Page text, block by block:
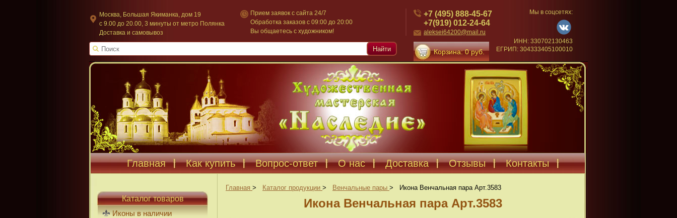
Москва, Большая Якиманка, дом 19
c 9.00 до 20.00, 3 минуты от метро Полянка
Доставка и самовывоз
Прием заявок с сайта 24/7
Обработка заказов с 09:00 до 20:00
Вы общаетесь с художником!
+7 (495) 888-45-67
+7(919) 012-24-64
aleksei64200@mail.ru
Корзина: 0 руб.
Мы в соцсетях:
ИНН: 330702130463
ЕГРИП: 304333405100010
Найти
Главная Как купить Вопрос-ответ О нас Доставка Отзывы Контакты
Главная > Каталог продукции > Венчальные пары > Икона Венчальная пара Арт.3583
Икона Венчальная пара Арт.3583
Каталог товаров
Иконы в наличии